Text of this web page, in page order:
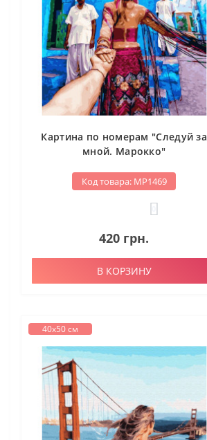
Картина по номерам "Следуй за
мной. Марокко"
Код товара: МР1469
420 грн.
В КОРЗИНУ
40х50 см